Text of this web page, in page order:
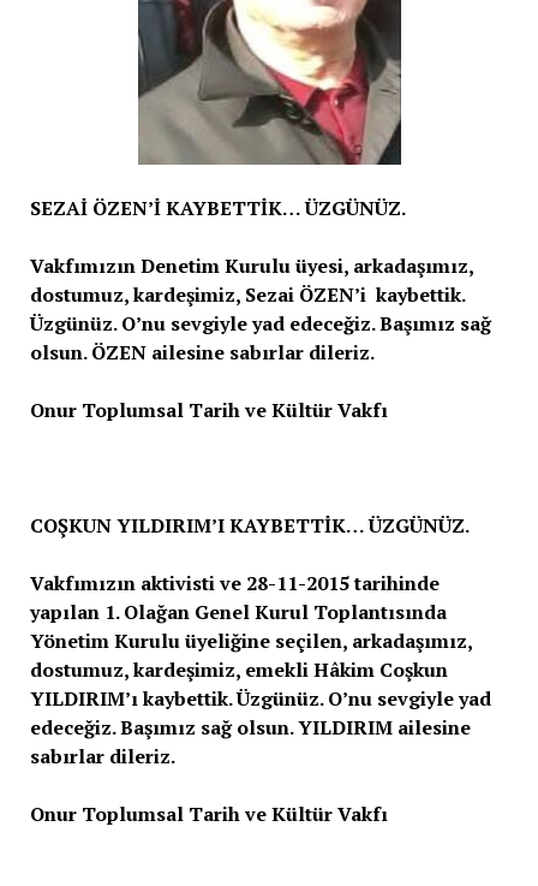
SEZAİ ÖZEN’İ KAYBETTİK… ÜZGÜNÜZ.
Vakfımızın Denetim Kurulu üyesi, arkadaşımız,
dostumuz, kardeşimiz, Sezai ÖZEN’i kaybettik.
Üzgünüz. O’nu sevgiyle yad edeceğiz. Başımız sağ
olsun. ÖZEN ailesine sabırlar dileriz.
Onur Toplumsal Tarih ve Kültür Vakfı
COŞKUN YILDIRIM’I KAYBETTİK… ÜZGÜNÜZ.
Vakfımızın aktivisti ve 28-11-2015 tarihinde
yapılan 1. Olağan Genel Kurul Toplantısında
Yönetim Kurulu üyeliğine seçilen, arkadaşımız,
dostumuz, kardeşimiz, emekli Hâkim Coşkun
YILDIRIM’ı kaybettik. Üzgünüz. O’nu sevgiyle yad
edeceğiz. Başımız sağ olsun. YILDIRIM ailesine
sabırlar dileriz.
Onur Toplumsal Tarih ve Kültür Vakfı